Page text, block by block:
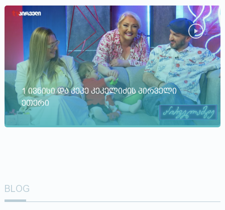
1 ივნისი და კეკე კეკელიძის პირველი
ეთერი
BLOG